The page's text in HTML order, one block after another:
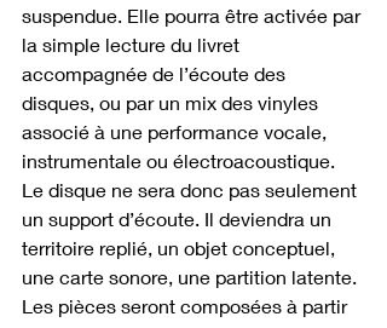
suspendue. Elle pourra être activée par
la simple lecture du livret
accompagnée de l’écoute des
disques, ou par un mix des vinyles
associé à une performance vocale,
instrumentale ou électroacoustique.
Le disque ne sera donc pas seulement
un support d’écoute. Il deviendra un
territoire replié, un objet conceptuel,
une carte sonore, une partition latente.
Les pièces seront composées à partir